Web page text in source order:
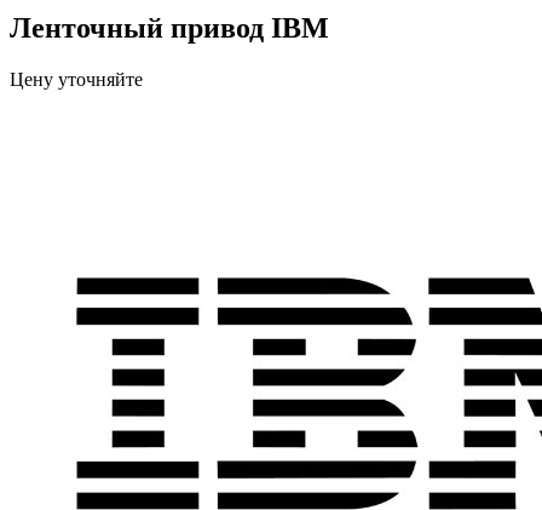
Ленточный привод IBM
Цену уточняйте